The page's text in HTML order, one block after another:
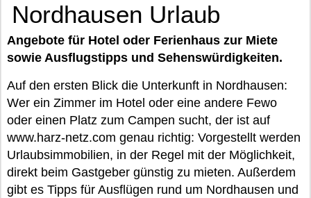
Nordhausen Urlaub
Angebote für Hotel oder Ferienhaus zur Miete
sowie Ausflugstipps und Sehenswürdigkeiten.
Auf den ersten Blick die Unterkunft in Nordhausen:
Wer ein Zimmer im Hotel oder eine andere Fewo
oder einen Platz zum Campen sucht, der ist auf
www.harz-netz.com genau richtig: Vorgestellt werden
Urlaubsimmobilien, in der Regel mit der Möglichkeit,
direkt beim Gastgeber günstig zu mieten. Außerdem
gibt es Tipps für Ausflügen rund um Nordhausen und